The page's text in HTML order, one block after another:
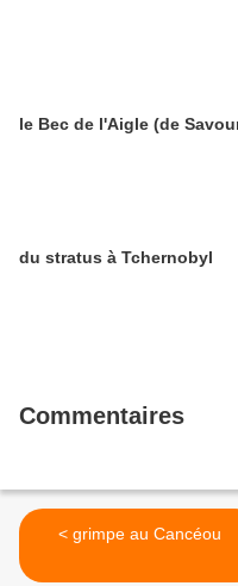
le Bec de l'Aigle (de
du stratus à Tchernobyl
Commentaires
< grimpe au Cancéou